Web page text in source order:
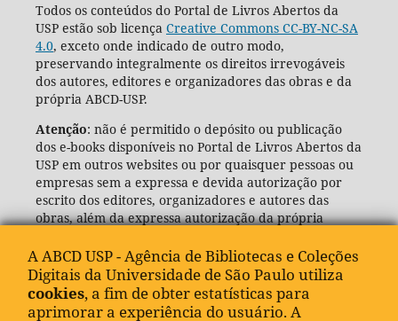
Todos os conteúdos do Portal de Livros Abertos da
USP estão sob licença Creative Commons CC-BY-NC-SA
4.0, exceto onde indicado de outro modo,
preservando integralmente os direitos irrevogáveis
dos autores, editores e organizadores das obras e da
própria ABCD-USP.
Atenção: não é permitido o depósito ou publicação
dos e-books disponíveis no Portal de Livros Abertos da
USP em outros websites ou por quaisquer pessoas ou
empresas sem a expressa e devida autorização por
escrito dos editores, organizadores e autores das
obras, além da expressa autorização da própria
(ABCD-USP).
A ABCD USP - Agência de Bibliotecas e Coleções
Digitais da Universidade de São Paulo utiliza
cookies, a fim de obter estatísticas para
aprimorar a experiência do usuário. A